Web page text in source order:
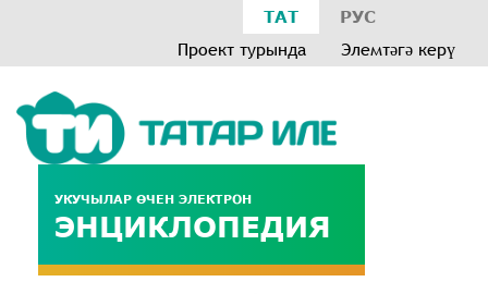
ТАТ РУС
Проект турында Элемтәгә керү
УКУЧЫЛАР ӨЧЕН ЭЛЕКТРОН
ЭНЦИКЛОПЕДИЯ